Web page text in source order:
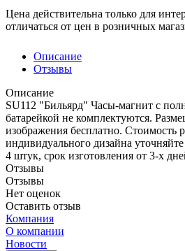
Цена действительна только для
отличаться от цен в розничных
Описание
Отзывы
Описание
SU112 "Бильярд" Часы-магнит с
батарейкой не комплектуются.
изображения бесплатно. Стоимость
индивидуального дизайна уточняйте
4 штук, срок изготовления от 3-х
Отзывы
Отзывы
Нет оценок
Оставить отзыв
Компания
О компании
Новости